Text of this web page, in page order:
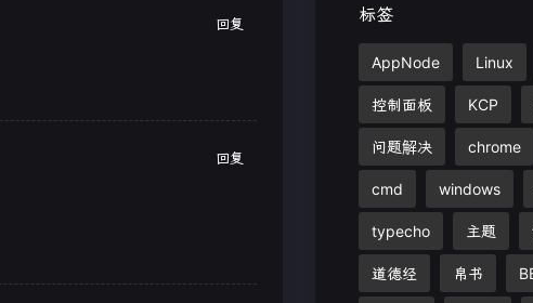
回复
回复
标签
AppNode Linux
控制面板 KCP
问题解决 chrome
cmd windows
typecho 主题
道德经 帛书